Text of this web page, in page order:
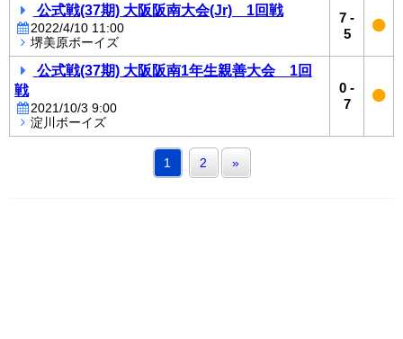
公式戦(37期) 大阪阪南大会(Jr) 1回戦
2022/4/10 11:00
堺美原ボーイズ
7 -
5
公式戦(37期) 大阪阪南1年生親善大会 1回
戦
2021/10/3 9:00
淀川ボーイズ
0 -
7
1 2 »